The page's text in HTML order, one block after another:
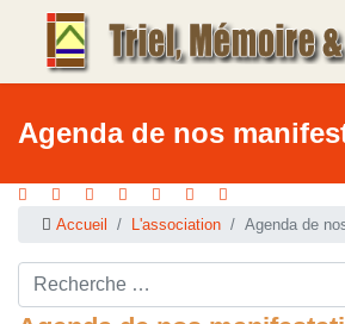
Agenda de nos
Accueil L'association Agenda de
Rechercher ...